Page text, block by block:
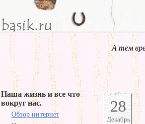
А тем
Наша жизнь и все что
вокруг нас.
Обзор интернет
28
Декабрь